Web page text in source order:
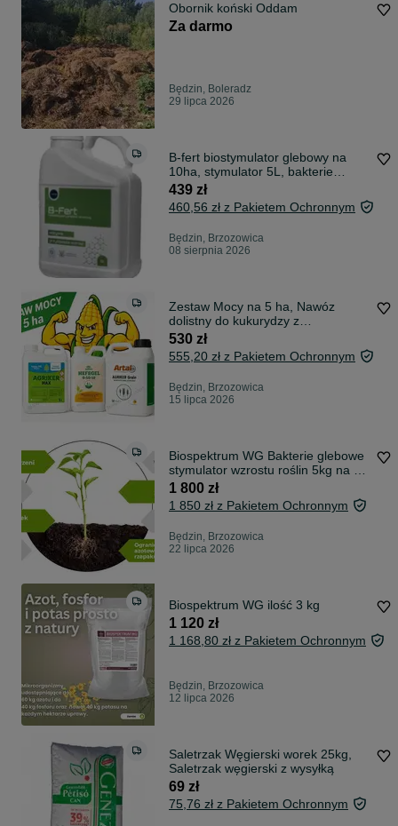
Obornik koński Oddam
Za darmo
Będzin, Boleradz
29 lipca 2026
B-fert biostymulator glebowy na
10ha, stymulator 5L, bakterie
glebowe
439 zł
460,56 zł z Pakietem Ochronnym
Będzin, Brzozowica
08 sierpnia 2026
Zestaw Mocy na 5 ha, Nawóz
dolistny do kukurydzy z
aminokwasami roślinnymi i
mikroelementami, zwiększa plon
kukurydzy
530 zł
555,20 zł z Pakietem Ochronnym
Będzin, Brzozowica
15 lipca 2026
Biospektrum WG Bakterie glebowe
stymulator wzrostu roślin 5kg na 20
ha
1 800 zł
1 850 zł z Pakietem Ochronnym
Będzin, Brzozowica
22 lipca 2026
Biospektrum WG ilość 3 kg
1 120 zł
1 168,80 zł z Pakietem Ochronnym
Będzin, Brzozowica
12 lipca 2026
Saletrzak Węgierski worek 25kg,
Saletrzak węgierski z wysyłką
69 zł
75,76 zł z Pakietem Ochronnym